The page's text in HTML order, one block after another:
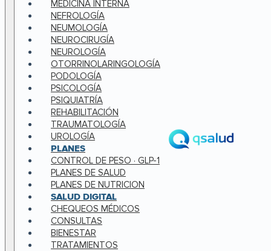
MEDICINA INTERNA
NEFROLOGÍA
NEUMOLOGÍA
NEUROCIRUGÍA
NEUROLOGÍA
OTORRINOLARINGOLOGÍA
PODOLOGÍA
PSICOLOGÍA
PSIQUIATRÍA
REHABILITACIÓN
TRAUMATOLOGÍA
UROLOGÍA
PLANES
CONTROL DE PESO · GLP-1
PLANES DE SALUD
PLANES DE NUTRICION
SALUD DIGITAL
CHEQUEOS MÉDICOS
CONSULTAS
BIENESTAR
TRATAMIENTOS